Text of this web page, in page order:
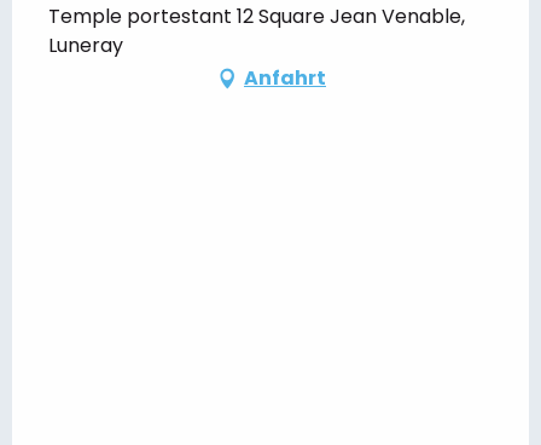
Temple portestant 12 Square Jean Venable,
Luneray
Anfahrt